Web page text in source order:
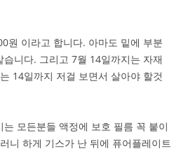
원 이라고 합니다. 아마도 밑에 부분
니다. 그리고 7월 14일까지는 자재
14일까지 저걸 보면서 살아야 할것
모든분들 액정에 보호 필름 꼭 붙이
니 하게 기스가 난 뒤에 퓨어플레이트